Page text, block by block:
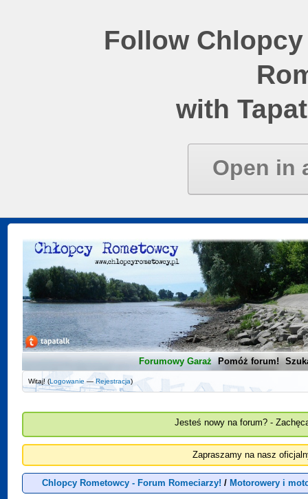
Follow
with
Open in
Forumowy Garaż Pomóż forum!
Witaj! (Logowanie —Rejestracja)
Jesteś nowy na forum? -
Zapraszamy na nasz
Chlopcy Rometowcy - Forum Romeciarzy! / Motorowery i